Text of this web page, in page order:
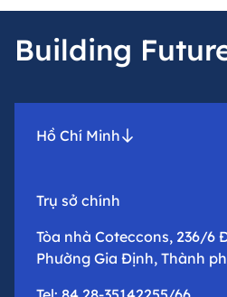
Building
Hồ Chí Minh
Trụ sở chính
Tòa nhà Coteccons, 236/6
Phường Gia Định, Thành